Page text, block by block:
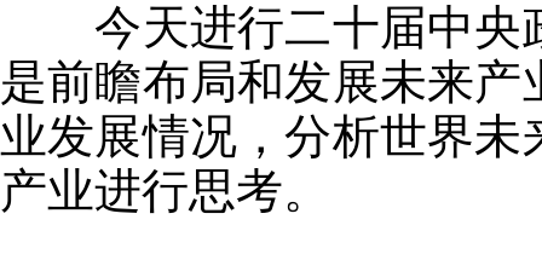
今天进行二十届中央
是前瞻布局和发展未来
业发展情况，分析世界
产业进行思考。